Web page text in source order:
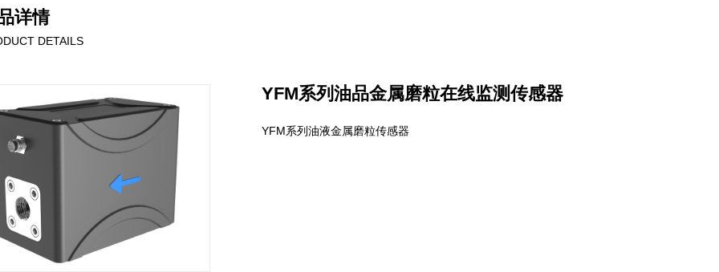
详情
DETAILS
YFM系列油品金属磨粒在线监测传感器
YFM系列油液金属磨粒传感器